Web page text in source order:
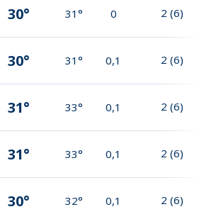
30° 31° 0 2 (6)
30° 31° 0,1 2 (6)
31° 33° 0,1 2 (6)
31° 33° 0,1 2 (6)
30° 32° 0,1 2 (6)